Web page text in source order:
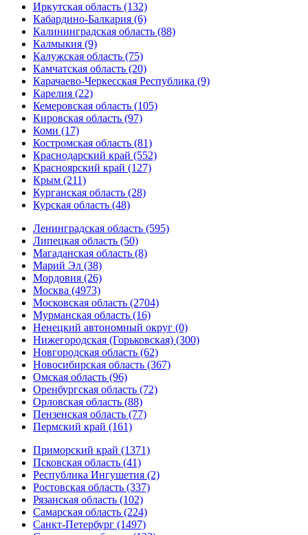
Иркутская область (132)
Кабардино-Балкария (6)
Калининградская область (88)
Калмыкия (9)
Калужская область (75)
Камчатская область (20)
Карачаево-Черкесская Республика (9)
Карелия (22)
Кемеровская область (105)
Кировская область (97)
Коми (17)
Костромская область (81)
Краснодарский край (552)
Красноярский край (127)
Крым (211)
Курганская область (28)
Курская область (48)
Ленинградская область (595)
Липецкая область (50)
Магаданская область (8)
Марий Эл (38)
Мордовия (26)
Москва (4973)
Московская область (2704)
Мурманская область (16)
Ненецкий автономный округ (0)
Нижегородская (Горьковская) (300)
Новгородская область (62)
Новосибирская область (367)
Омская область (96)
Оренбургская область (72)
Орловская область (88)
Пензенская область (77)
Пермский край (161)
Приморский край (1371)
Псковская область (41)
Республика Ингушетия (2)
Ростовская область (337)
Рязанская область (102)
Самарская область (224)
Санкт-Петербург (1497)